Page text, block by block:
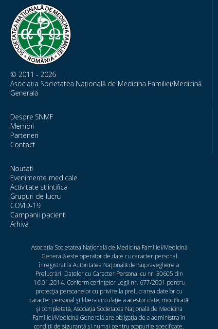
© 2011 - 2026
Asociația Societatea Națională de Medicina Familiei/Medicină
Generală
Despre SNMF
Membri
Parteneri
Contact
Noutati
Evenimente medicale
Activitate stiintifica
Grupuri de lucru
COVID-19
Campanii pacienti
Arhiva
Asociația Societatea Națională de Medicina Familiei/Medicină
Generală este operator de date cu caracter personal
înregistrat la Autoritatea Naţională de Supraveghere a
Prelucrării Datelor cu Caracter Personal cu nr. 30605 din
16.01.2014. Conform cerinţelor Legii nr. 677/2001 pentru
protecţia persoanelor cu privire la prelucrarea datelor cu
caracter personal şi libera circulaţie a acestor date, modificată
şi completată, Asociația Societatea Națională de Medicina
Familiei/Medicină Generală are obligaţia de a administra în
condiţii de siguranţă şi numai pentru scopurile specificate,